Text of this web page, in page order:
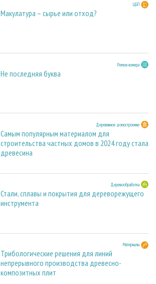
ЦБП
Макулатура – сырье или отход?
Регион номера
Не последняя буква
Деревянное домостроение
Самым популярным материалом для
строительства частных домов в 2024 году стала
древесина
Деревообработка
Стали, сплавы и покрытия для дереворежущего
инструмента
Материалы
Трибологические решения для линий
непрерывного производства древесно-
композитных плит